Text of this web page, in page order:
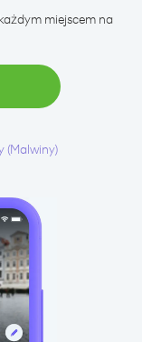
miejscem na
(Malwiny)